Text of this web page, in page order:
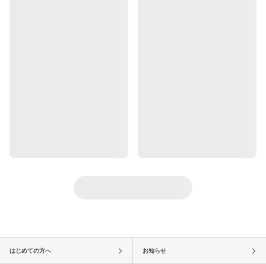
はじめての方へ お知らせ